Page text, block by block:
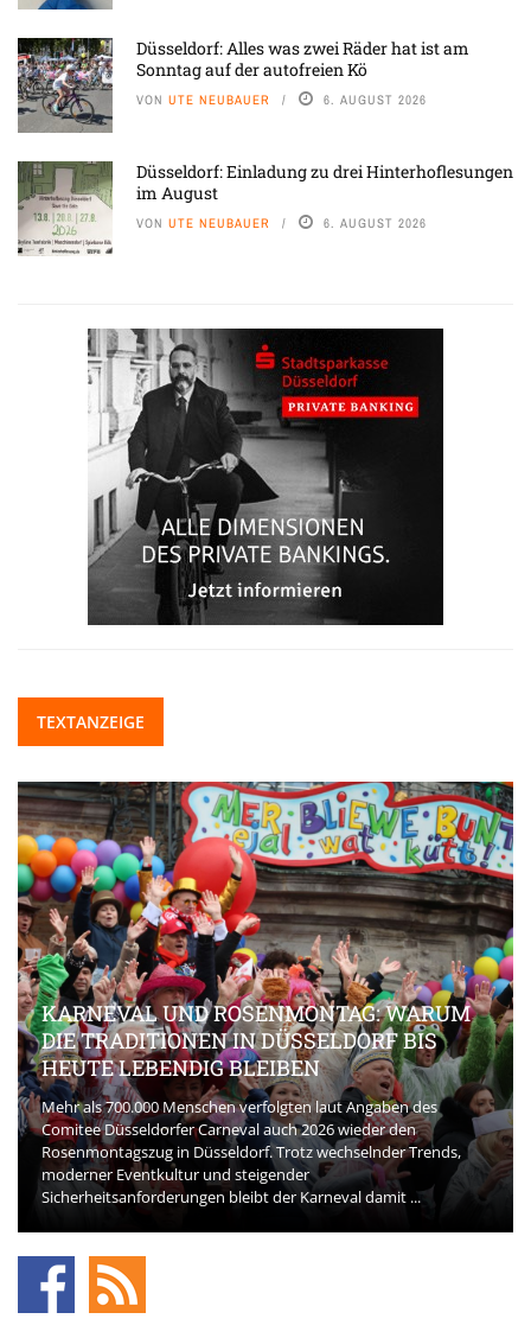
Düsseldorf: Alles was zwei Räder hat ist am
Sonntag auf der autofreien Kö
VON UTE NEUBAUER 6. AUGUST 2026
Düsseldorf: Einladung zu drei Hinterhoflesungen
im August
VON UTE NEUBAUER 6. AUGUST 2026
TEXTANZEIGE
KARNEVAL UND ROSENMONTAG: WARUM
DIE TRADITIONEN IN DÜSSELDORF BIS
HEUTE LEBENDIG BLEIBEN
Mehr als 700.000 Menschen verfolgten laut Angaben des
Comitee Düsseldorfer Carneval auch 2026 wieder den
Rosenmontagszug in Düsseldorf. Trotz wechselnder Trends,
moderner Eventkultur und steigender
Sicherheitsanforderungen bleibt der Karneval damit ...